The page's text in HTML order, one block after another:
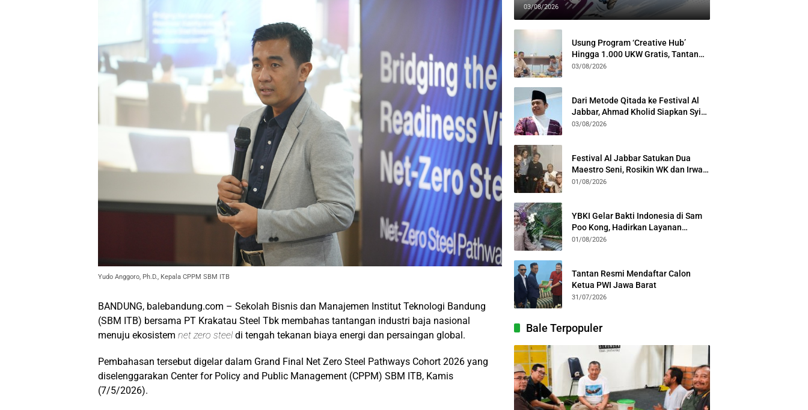
Yudo Anggoro, Ph.D., Kepala CPPM SBM ITB
BANDUNG, balebandung.com – Sekolah Bisnis dan Manajemen Institut Teknologi Bandung
(SBM ITB) bersama PT Krakatau Steel Tbk membahas tantangan industri baja nasional
menuju ekosistem net zero steel di tengah tekanan biaya energi dan persaingan global.
Pembahasan tersebut digelar dalam Grand Final Net Zero Steel Pathways Cohort 2026 yang
diselenggarakan Center for Policy and Public Management (CPPM) SBM ITB, Kamis
(7/5/2026).
Lintas Generasi
03/08/2026
Usung Program ‘Creative Hub’
Hingga 1.000 UKW Gratis, Tantan
Sulthon Paparkan Visi PWI Jabar di
03/08/2026
Dari Metode Qitada ke Festival Al
Jabbar, Ahmad Kholid Siapkan Syiar
Al-Qur’an Lewat Nada
03/08/2026
Festival Al Jabbar Satukan Dua
Maestro Seni, Rosikin WK dan Irwan
Guntari Garap Pertunjukan Kolosal
01/08/2026
YBKI Gelar Bakti Indonesia di Sam
Poo Kong, Hadirkan Layanan
Kesehatan Gratis dan Dialog
01/08/2026
Tantan Resmi Mendaftar Calon
Ketua PWI Jawa Barat
31/07/2026
Bale Terpopuler